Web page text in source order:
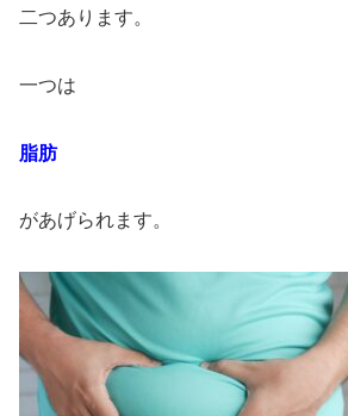
二つあります。
一つは
脂肪
があげられます。